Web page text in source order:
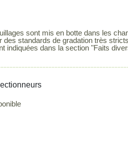
sont mis en botte dans les
des standards de gradation très
indiquées dans la section "Faits